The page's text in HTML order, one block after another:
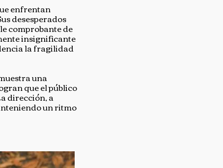
enfrentan
desesperados
comprobante de
insignificante
la fragilidad
una
que el público
dirección, a
un ritmo